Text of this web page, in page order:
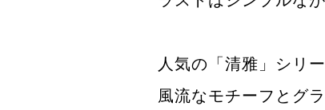
人気の「清雅」シリ
風流なモチーフとグ